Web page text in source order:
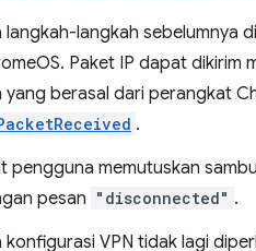
langkah-langkah sebelumnya
Paket IP dapat dikirim
yang berasal dari perangkat
.
pengguna memutuskan
pesan "disconnected" .
konfigurasi VPN tidak lagi